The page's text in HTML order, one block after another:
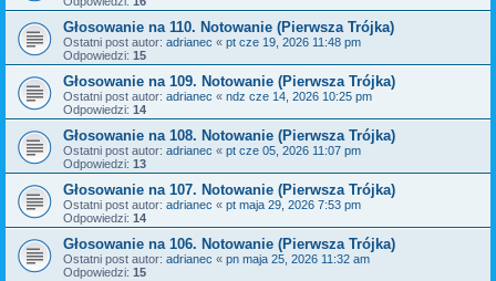
Głosowanie na 110. Notowanie (Pierwsza Trójka)
Ostatni post autor: adrianec « pt cze 19, 2026 11:48 pm
Odpowiedzi: 15
Głosowanie na 109. Notowanie (Pierwsza Trójka)
Ostatni post autor: adrianec « ndz cze 14, 2026 10:25 pm
Odpowiedzi: 14
Głosowanie na 108. Notowanie (Pierwsza Trójka)
Ostatni post autor: adrianec « pt cze 05, 2026 11:07 pm
Odpowiedzi: 13
Głosowanie na 107. Notowanie (Pierwsza Trójka)
Ostatni post autor: adrianec « pt maja 29, 2026 7:53 pm
Odpowiedzi: 14
Głosowanie na 106. Notowanie (Pierwsza Trójka)
Ostatni post autor: adrianec « pn maja 25, 2026 11:32 am
Odpowiedzi: 15